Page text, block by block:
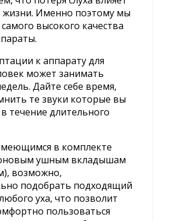
жизни. Именно поэтому мы
высокого качества
к аппарату для
может занимать
Дайте себе время,
те звуки которые вы
течение длительного
в комплекте
ушным вкладышам
возможно,
подобрать подходящий
уха, что позволит
пользоваться